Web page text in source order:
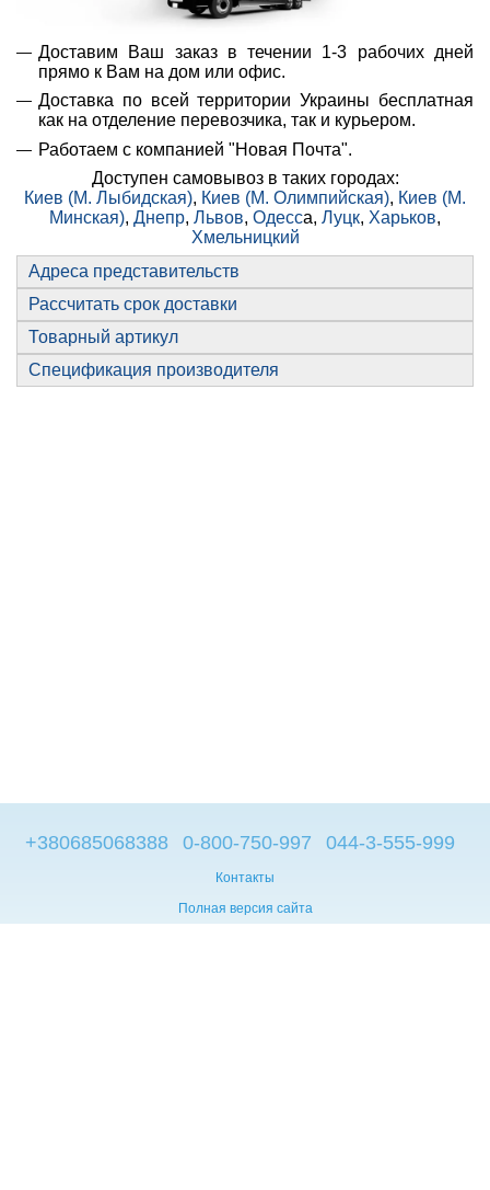
Доставим Ваш заказ в течении 1-3 рабочих дней
прямо к Вам на дом или офис.
Доставка по всей территории Украины бесплатная
как на отделение перевозчика, так и курьером.
Работаем с компанией "Новая Почта".
Доступен самовывоз в таких городах:
Киев (М. Лыбидская), Киев (М. Олимпийская), Киев (М.
Минская), Днепр, Львов, Одесса, Луцк, Харьков,
Хмельницкий
Адреса представительств
Рассчитать срок доставки
Товарный артикул
Спецификация производителя
+380685068388 0-800-750-997 044-3-555-999
Контакты
Полная версия сайта